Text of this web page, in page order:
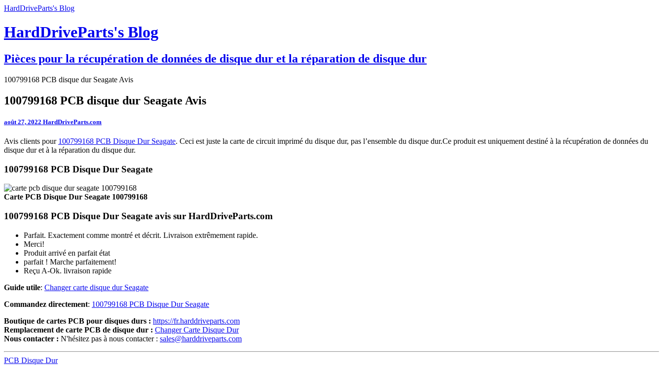
HardDriveParts's Blog
HardDriveParts's Blog
Pièces pour la récupération de données de disque dur et la réparation de disque dur
100799168 PCB disque dur Seagate Avis
100799168 PCB disque dur Seagate Avis
août 27, 2022 HardDriveParts.com
Avis clients pour 100799168 PCB Disque Dur Seagate. Ceci est juste la carte de circuit imprimé du disque dur, pas l’ensemble du disque dur.Ce produit est uniquement destiné à la récupération de données du
disque dur et à la réparation du disque dur.
100799168 PCB Disque Dur Seagate
Carte PCB Disque Dur Seagate 100799168
100799168 PCB Disque Dur Seagate avis sur HardDriveParts.com
Parfait. Exactement comme montré et décrit. Livraison extrêmement rapide.
Merci!
Produit arrivé en parfait état
parfait ! Marche parfaitement!
Reçu A-Ok. livraison rapide
Guide utile: Changer carte disque dur Seagate
Commandez directement: 100799168 PCB Disque Dur Seagate
Boutique de cartes PCB pour disques durs : https://fr.harddriveparts.com
Remplacement de carte PCB de disque dur : Changer Carte Disque Dur
Nous contacter : N'hésitez pas à nous contacter : sales@harddriveparts.com
PCB Disque Dur